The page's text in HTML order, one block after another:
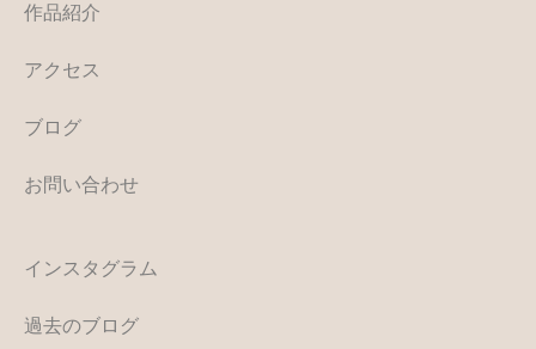
作品紹介
アクセス
ブログ
お問い合わせ
インスタグラム
過去のブログ